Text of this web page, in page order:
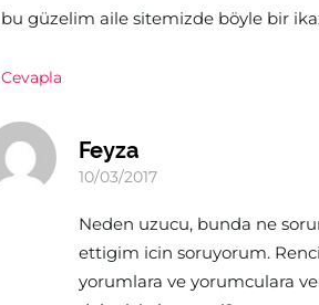
bu güzelim aile sitemizde böyle bir
Cevapla
Feyza
10/03/2017
Neden uzucu, bunda ne
ettigim icin soruyorum.
yorumlara ve yorumculara